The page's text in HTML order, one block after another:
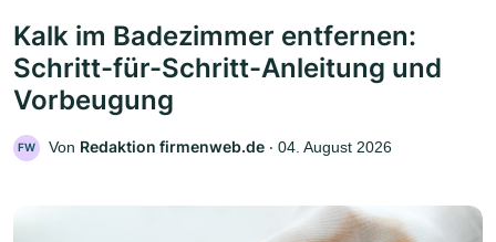
Kalk im Badezimmer entfernen:
Schritt-für-Schritt-Anleitung und
Vorbeugung
FW Von Redaktion firmenweb.de ‧ 04. August 2026